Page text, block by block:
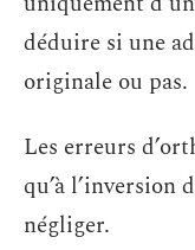
déduire si une
originale ou pas.
Les erreurs
qu’à l’inversion
négliger.